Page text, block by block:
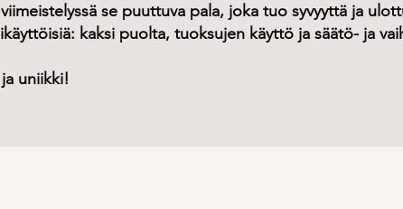
se puuttuva pala, joka tuo syvyyttä ja
kaksi puolta, tuoksujen käyttö ja säätö- ja
uniikki!